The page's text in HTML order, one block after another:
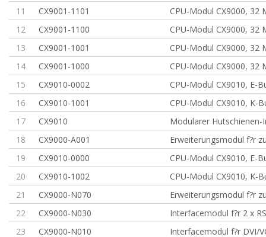
11
CX9001-1101
CPU-Modul CX9000, 32
12
CX9001-1100
CPU-Modul CX9000, 32
13
CX9001-1001
CPU-Modul CX9000, 32
14
CX9001-1000
CPU-Modul CX9000, 32
15
CX9010-0002
CPU-Modul CX9010, E-
16
CX9010-1001
CPU-Modul CX9010, K-
17
CX9010
Modularer Hutschienen-
18
CX9000-A001
Erweiterungsmodul f?r
19
CX9010-0000
CPU-Modul CX9010, E-
20
CX9010-1002
CPU-Modul CX9010, K-
21
CX9000-N070
Erweiterungsmodul f?r
22
CX9000-N030
Interfacemodul f?r 2 x
23
CX9000-N010
Interfacemodul f?r DVI/